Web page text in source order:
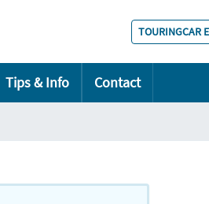
TOURINGCAR
Tips & Info Contact